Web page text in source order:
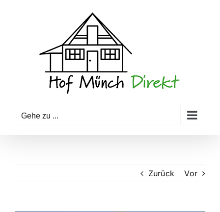
Gehe zu ...
Zurück Vor